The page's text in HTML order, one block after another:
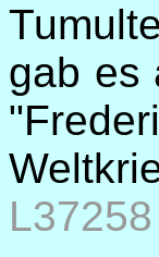
gab es
L37258